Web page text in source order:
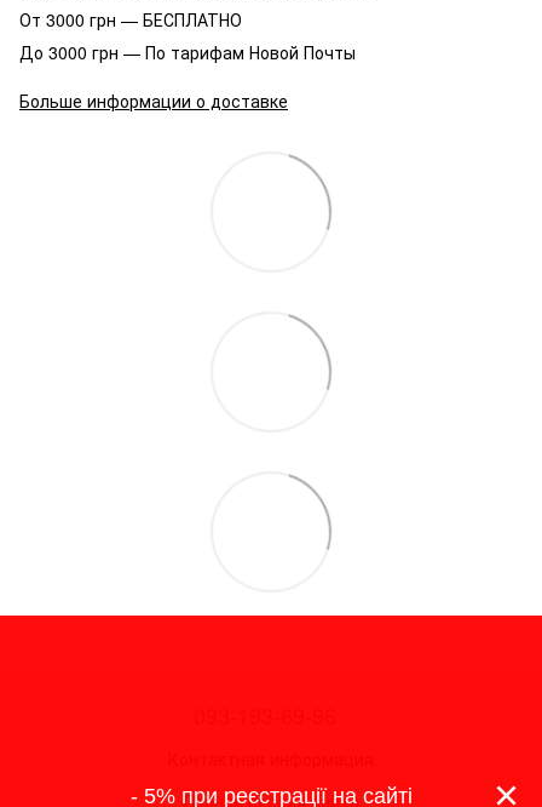
От 3000 грн — БЕСПЛАТНО
До 3000 грн — По тарифам Новой Почты
Больше информации о доставке
Полная версия сайта
×
- 5% при реєстрації на сайті